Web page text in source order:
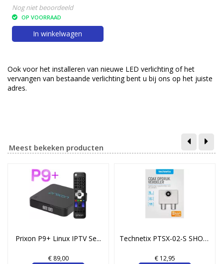
Nog niet beoordeeld
OP VOORRAAD
In winkelwagen
Ook voor het installeren van nieuwe LED verlichting of het
vervangen van bestaande verlichting bent u bij ons op het juiste
adres.
Meest bekeken producten
Prixon P9+ Linux IPTV Se...
€ 89,00
Technetix PTSX-02-S SHOP...
€ 12,95